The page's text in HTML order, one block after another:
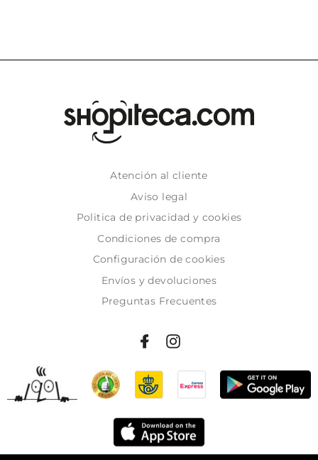
Atención al cliente
Aviso legal
Politica de privacidad y cookies
Condiciones de compra
Configuración de cookies
Envíos y devoluciones
Preguntas Frecuentes